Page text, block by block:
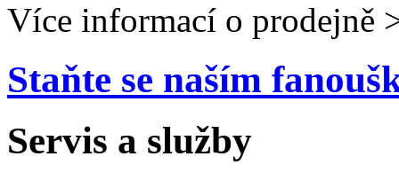
Více informací o prodejně
Staňte se naším
Servis a služby